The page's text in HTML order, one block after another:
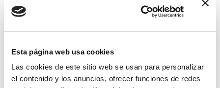
Esta página web usa cookies
Las cookies de este sitio web se usan para personalizar
el contenido y los anuncios, ofrecer funciones de redes
puzzle, ¡la diversión continúa! En el reverso del
tablero encontrarás una escena en blanco y negro
Código:
Hecho en Italia. Artículo diseñado y fabricado en
Italia en establecimientos certificados.